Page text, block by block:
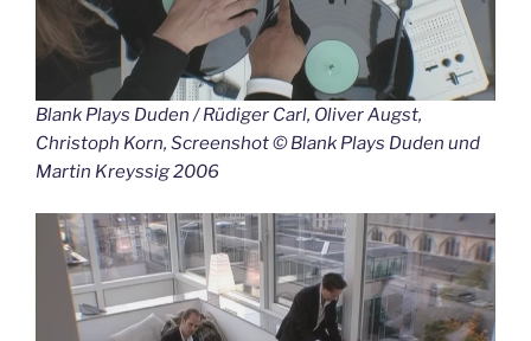
Blank Plays Duden / Rüdiger Carl, Oliver Augst,
Christoph Korn, Screenshot © Blank Plays Duden und
Martin Kreyssig 2006